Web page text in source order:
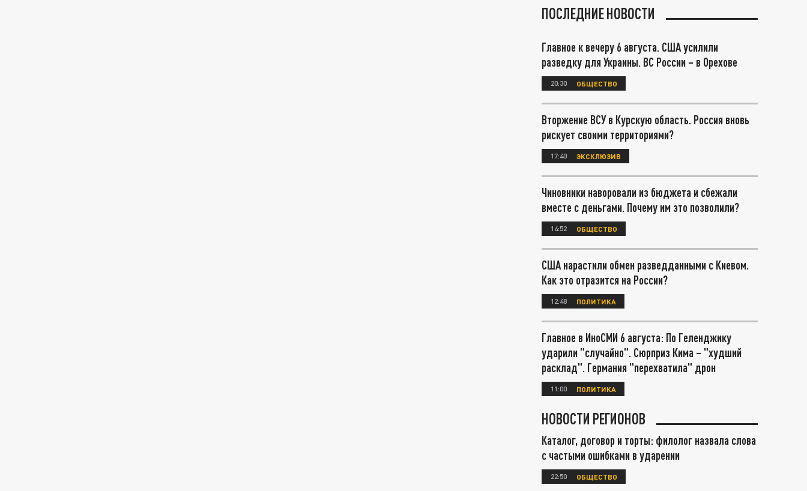
ПОСЛЕДНИЕ НОВОСТИ
Главное к вечеру 6 августа. США усилили
разведку для Украины. ВС России – в Орехове
20:30 ОБЩЕСТВО
Вторжение ВСУ в Курскую область. Россия вновь
рискует своими территориями?
17:40 ЭКСКЛЮЗИВ
Чиновники наворовали из бюджета и сбежали
вместе с деньгами. Почему им это позволили?
14:52 ОБЩЕСТВО
США нарастили обмен разведданными с Киевом.
Как это отразится на России?
12:48 ПОЛИТИКА
Главное в ИноСМИ 6 августа: По Геленджику
ударили "случайно". Сюрприз Кима – "худший
расклад". Германия "перехватила" дрон
11:00 ПОЛИТИКА
НОВОСТИ РЕГИОНОВ
Каталог, договор и торты: филолог назвала слова
с частыми ошибками в ударении
22:50 ОБЩЕСТВО